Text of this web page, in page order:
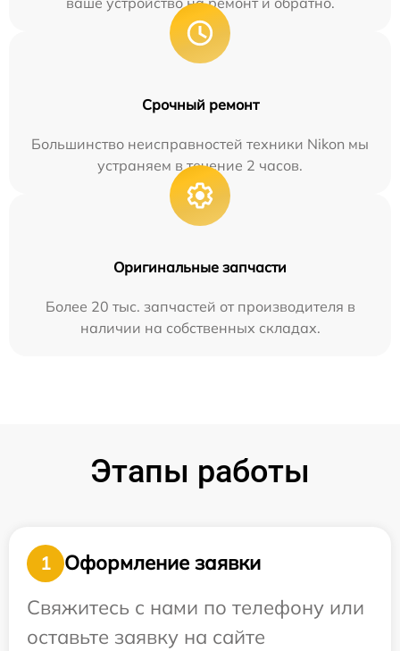
Срочный ремонт
Большинство неисправностей техники Nikon мы
устраняем в течение 2 часов.
Оригинальные запчасти
Более 20 тыс. запчастей от производителя в
наличии на собственных складах.
Этапы работы
1
Оформление заявки
Свяжитесь с нами по телефону или
оставьте заявку на сайте